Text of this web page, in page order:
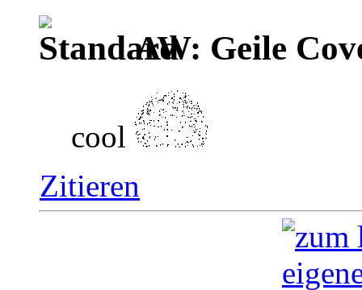
AW: Geile
cool
Zitieren